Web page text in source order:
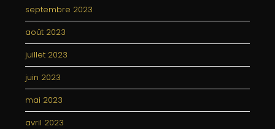
septembre 2023
août 2023
juillet 2023
juin 2023
mai 2023
avril 2023